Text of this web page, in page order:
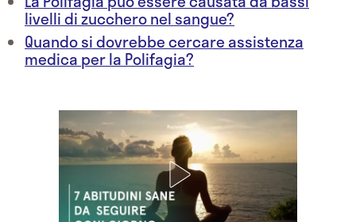
livelli di zucchero nel sangue?
Quando si dovrebbe cercare assistenza
medica per la Polifagia?